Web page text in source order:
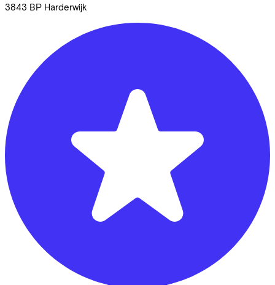
3843 BP Harderwijk